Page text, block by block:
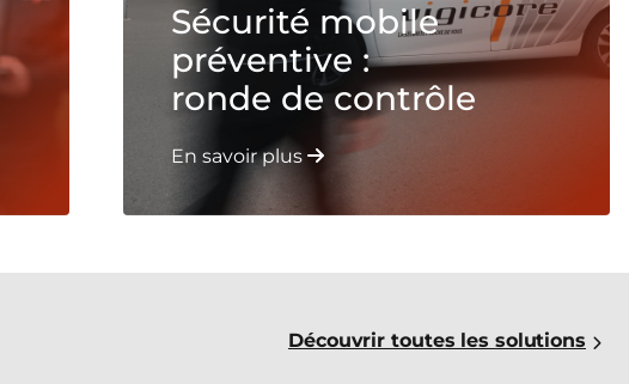
Sécurité mobile
préventive :
ronde de contrôle
En savoir plus
Découvrir toutes les solutions